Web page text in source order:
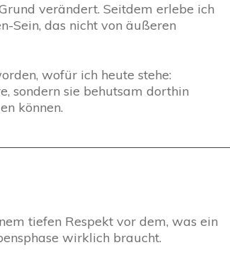
verändert. Seitdem erlebe ich
Sein, das nicht von äußeren
wofür ich heute stehe:
sondern sie behutsam dorthin
können.
tiefen Respekt vor dem, was ein
wirklich braucht.